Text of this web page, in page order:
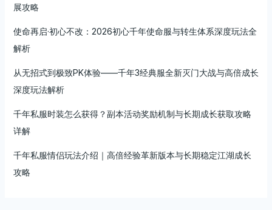
展攻略
使命再启·初心不改：2026初心千年使命服与转生体系深度玩法全
解析
从无招式到极致PK体验——千年3经典服全新灭门大战与高倍成长
深度玩法解析
千年私服时装怎么获得？副本活动奖励机制与长期成长获取攻略
详解
千年私服情侣玩法介绍｜高倍经验革新版本与长期稳定江湖成长
攻略